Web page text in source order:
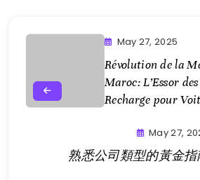
May 27, 2025
Révolution de la
Maroc: L’Essor
Recharge pour
May 27,
熟悉公司類型的黃金指